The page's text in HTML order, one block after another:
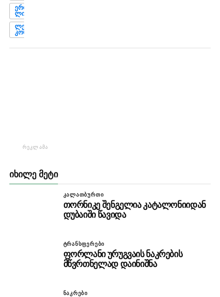
ᲔᲠᲝᲕᲜᲣᲚᲘ
ᲚᲘᲒᲐ
ᲚᲔᲕᲐᲜ
ᲙᲝᲠᲦᲐᲚᲘᲫᲔ
ᲠᲔᲙᲚᲐᲛᲐ
ᲘᲮᲘᲚᲔ ᲛᲔᲢᲘ
ᲙᲐᲚᲐᲗᲑᲣᲠᲗᲘ
თორნიკე შენგელია კატალონიიდან
დუბაიში წავიდა
ᲢᲠᲐᲜᲡᲤᲔᲠᲔᲑᲘ
ფორლანი ურუგვაის ნაკრების
მწვრთნელად დაინიშნა
ᲜᲐᲙᲠᲔᲑᲘ